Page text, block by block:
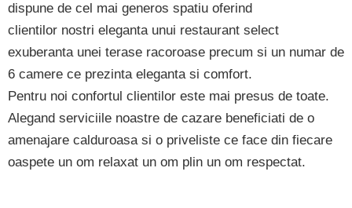
dispune de cel mai generos spatiu oferind
clientilor nostri eleganta unui restaurant select
exuberanta unei terase racoroase precum si un numar de
6 camere ce prezinta eleganta si comfort.
Pentru noi confortul clientilor este mai presus de toate.
Alegand serviciile noastre de cazare beneficiati de o
amenajare calduroasa si o priveliste ce face din fiecare
oaspete un om relaxat un om plin un om respectat.